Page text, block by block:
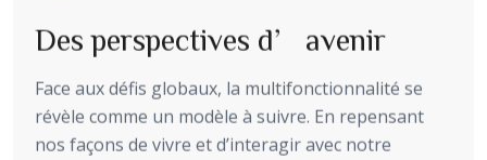
Des perspectives d’avenir
Face aux défis globaux, la multifonctionnalité se
révèle comme un modèle à suivre. En repensant
nos façons de vivre et d’interagir avec notre